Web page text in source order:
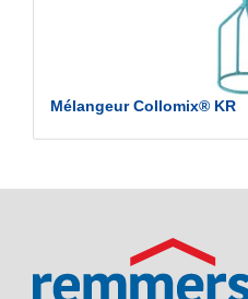
Mélangeur Collomix® KR